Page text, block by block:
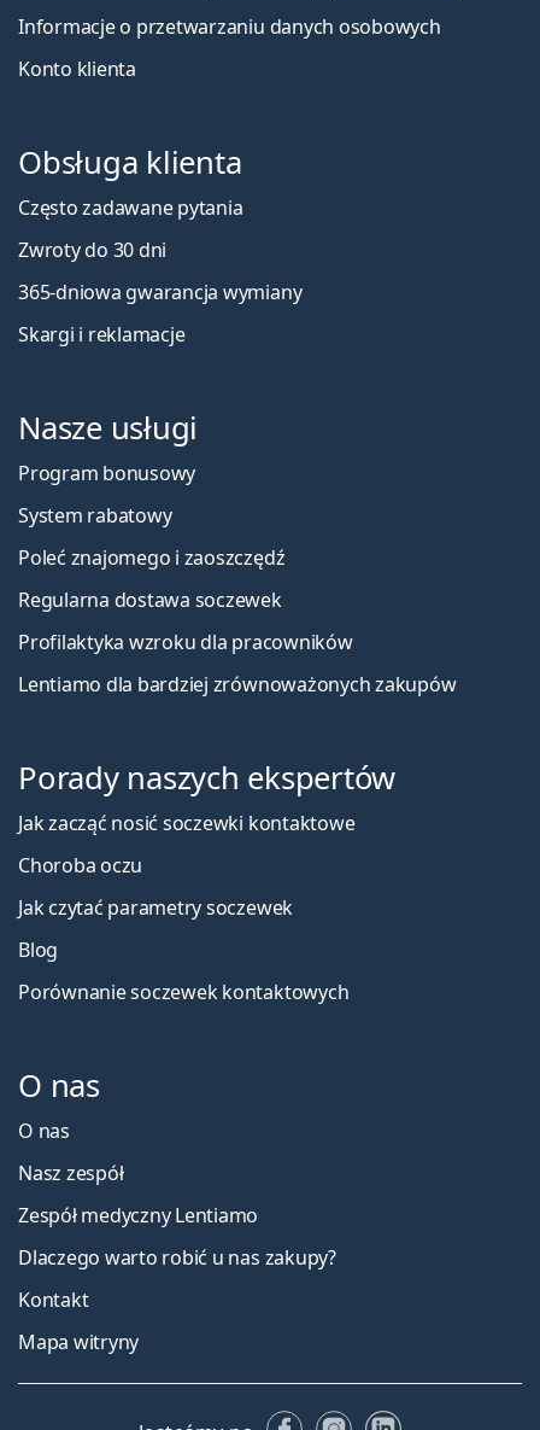
Informacje o przetwarzaniu danych osobowych
Konto klienta
Obsługa klienta
Często zadawane pytania
Zwroty do 30 dni
365-dniowa gwarancja wymiany
Skargi i reklamacje
Nasze usługi
Program bonusowy
System rabatowy
Poleć znajomego i zaoszczędź
Regularna dostawa soczewek
Profilaktyka wzroku dla pracowników
Lentiamo dla bardziej zrównoważonych zakupów
Porady naszych ekspertów
Jak zacząć nosić soczewki kontaktowe
Choroba oczu
Jak czytać parametry soczewek
Blog
Porównanie soczewek kontaktowych
O nas
O nas
Nasz zespół
Zespół medyczny Lentiamo
Dlaczego warto robić u nas zakupy?
Kontakt
Mapa witryny
FacebookuInstagramie
LinkedIn